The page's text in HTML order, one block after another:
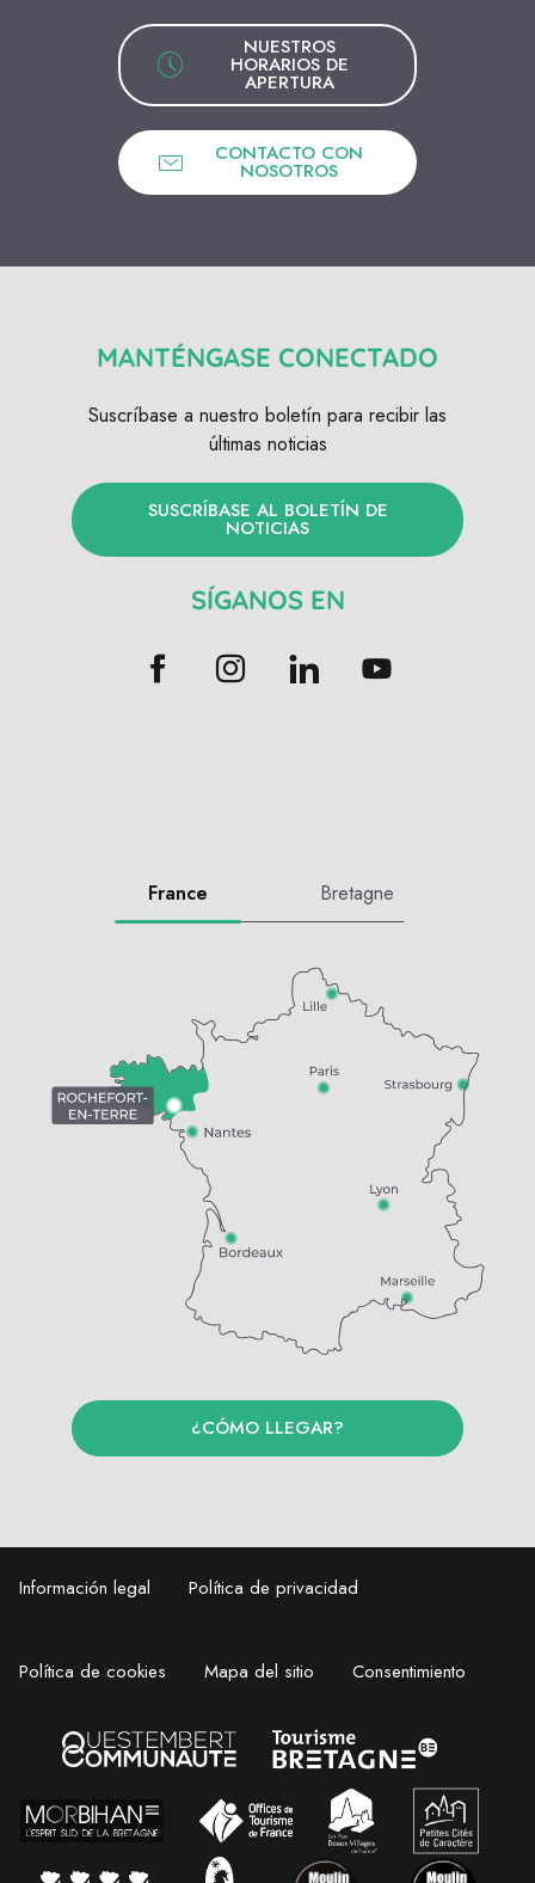
NUESTROS
HORARIOS DE
APERTURA
CONTACTO CON
NOSOTROS
MANTÉNGASE CONECTADO
Suscríbase a nuestro boletín para recibir las
últimas noticias
SUSCRÍBASE AL BOLETÍN DE
NOTICIAS
SÍGANOS EN
France Bretagne
¿CÓMO LLEGAR?
Información legal Política de privacidad
Política de cookies Mapa del sitio Consentimiento